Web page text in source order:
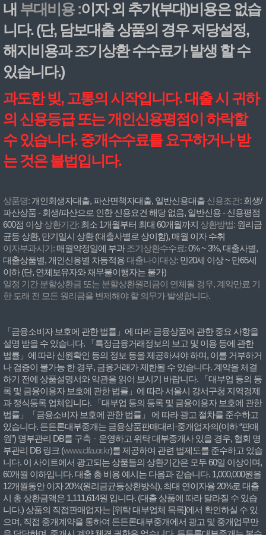
내 부대비용 :이자 외 추가(부대)비용은 없습
니다. (단, 담보대출 상품의 경우 저당설정,
해지비용과 조기상환 수수료가 발생 할 수
있습니다.)
과도한 빚, 고통의 시작입니다. 대출 시 귀하
의 신용등급 또는 개인신용평점이 하락할
수 있습니다. 중개수수료를 요구하거나 받
는 것은 불법입니다.
상품명: 개인회생자대출, 파산면책자대출, 일반신용대출 신용조건: 회생/
파산상품 - 회생/파산으로 인한 신용요건 해당 없음, 일반신용 - 신용평점
600점 이상상환기간: 최소 1개월부터 최대 60개월까지 상환방법: 원리금
균등 상환, 만기일시 상환 (대출사별로 상이함), 매월 이자 수취
이자부과시기: 매월약정일에 부과 조기상환수수료:0% ~ 3%, 대출사별,
대출상품별, 개인신용별 차등적용 대출나이대상: 만20세 이상 ~ 만65세
이하 (단, 연체보유자와 채무불이행자는 불가)
일정 기간 분할상환금 또는 분할상환원리금이 연체될 경우, 계약만료 기
한 도래 전 모든 원리금을 변제해야 할 의무가 발생합니다.
「금융소비자 보호에 관한 법률」에 따라 금융상품에 관한 중요 사항을
설명 받을 수 있습니다. 「특정금융거래정보의 보고 및 이용 등에 관한
법률」에 따라 신원확인 등의 정보 등을 제공하셔야 하며, 이를 거부하거
나 검증이 불가능 한 경우, 금융거래가 제한될 수 있습니다. 계약을 체결
하기 전에 상품설명서와 약관을 읽어 보시기 바랍니다. 「대부업 등의 등
록 및 금융이용자 보호에 관한 법률」에 따라 서울시 강서구청 지역경제
과 정식등록 업체입니다. 「대부업 등의 등록 및 금융이용자 보호에 관한
법률」「금융소비자 보호에 관한 법률」 에 따라 광고 절차를 준수하고
있습니다. 든든론대부중개는 금융상품판매대리·중개업자의(이하 “판매
원”) 명부관리 DB를 구축ᆞ운영하고 위탁 대부중개사 있을 경우, 협회 명
부관리 DB 링크 (www.clfa.or.kr)를 제공하여 관련 법제도를 준수하고 있습
니다. 이 사이트에서 광고되는 상품들의 상환기간은 모두 60일 이상이며,
60개월 이하입니다. 대출 총 비용 예시는 다음과 같습니다. 1,000,000원을
12개월동안 이자 20%(원리금균등상환방식), 최대 연이자율 20%로 대출
시 총 상환금액은 1,111,614원 입니다. (대출 상품에 따라 달라질 수 있습
니다.) 상품의 직접판매업자는 [위탁 대부업체 목록]에서 확인하실 수 있
으며, 직접 중개계약을 통하여 든든론대부중개에서 광고 및 중개업무만